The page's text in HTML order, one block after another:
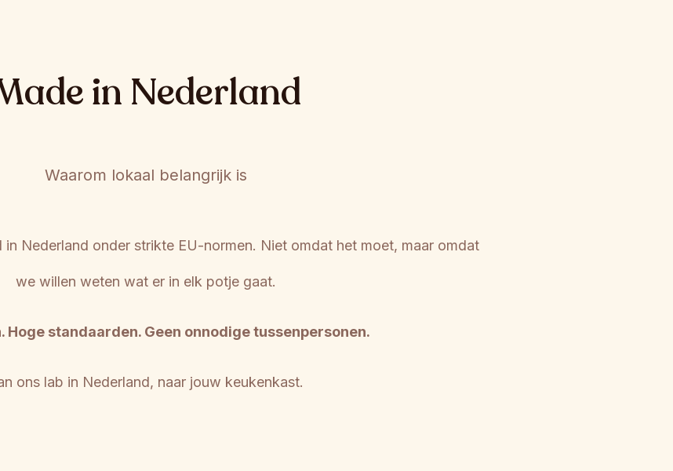
in Nederland
Waarom lokaal belangrijk is
Nederland onder strikte EU-normen. Niet omdat het moet, maar omdat
we willen weten wat er in elk potje gaat.
Hoge standaarden. Geen onnodige tussenpersonen.
ons lab in Nederland, naar jouw keukenkast.